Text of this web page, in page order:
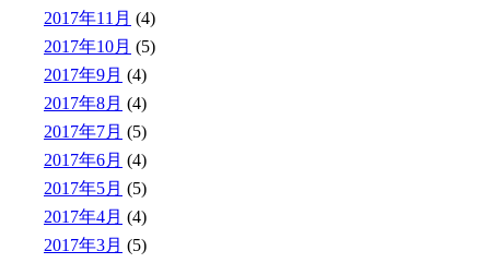
2017年11月 (4)
2017年10月 (5)
2017年9月 (4)
2017年8月 (4)
2017年7月 (5)
2017年6月 (4)
2017年5月 (5)
2017年4月 (4)
2017年3月 (5)